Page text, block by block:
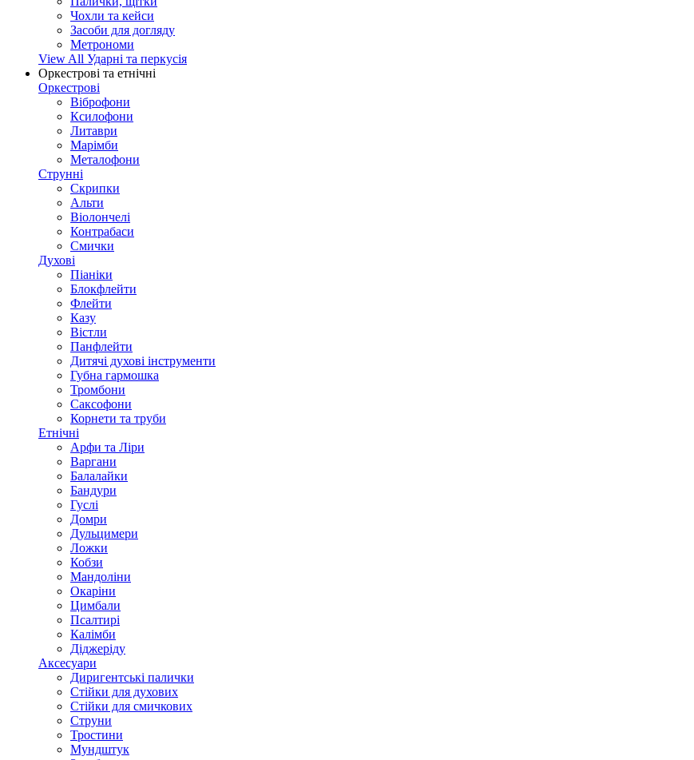
Чохли та кейси
Засоби для догляду
Метрономи
View All Ударні та перкусія
Оркестрові та етнічні
Оркестрові
Віброфони
Ксилофони
Литаври
Марімби
Металофони
Струнні
Скрипки
Альти
Віолончелі
Контрабаси
Смички
Духові
Піаніки
Блокфлейти
Флейти
Казу
Вістли
Панфлейти
Дитячі духові інструменти
Губна гармошка
Тромбони
Саксофони
Корнети та труби
Етнічні
Арфи та Ліри
Варгани
Балалайки
Бандури
Гуслі
Домри
Дульцимери
Ложки
Кобзи
Мандоліни
Окаріни
Цимбали
Псалтирі
Калімби
Діджеріду
Аксесуари
Диригентські палички
Стійки для духових
Стійки для смичкових
Струни
Тростини
Мундштук